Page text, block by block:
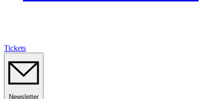
Tickets
Newsletter